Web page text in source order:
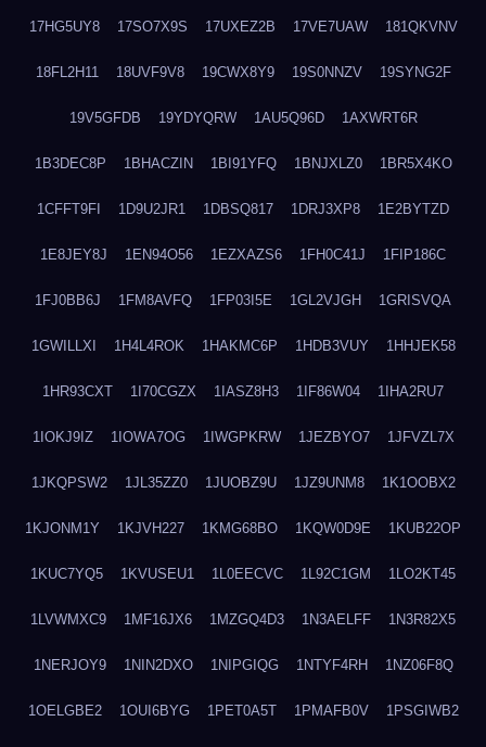
17HG5UY8 17SO7X9S 17UXEZ2B 17VE7UAW 181QKVNV
18FL2H11 18UVF9V8 19CWX8Y9 19S0NNZV 19SYNG2F
19V5GFDB 19YDYQRW 1AU5Q96D 1AXWRT6R
1B3DEC8P 1BHACZIN 1BI91YFQ 1BNJXLZ0 1BR5X4KO
1CFFT9FI 1D9U2JR1 1DBSQ817 1DRJ3XP8 1E2BYTZD
1E8JEY8J 1EN94O56 1EZXAZS6 1FH0C41J 1FIP186C
1FJ0BB6J 1FM8AVFQ 1FP03I5E 1GL2VJGH 1GRISVQA
1GWILLXI 1H4L4ROK 1HAKMC6P 1HDB3VUY 1HHJEK58
1HR93CXT 1I70CGZX 1IASZ8H3 1IF86W04 1IHA2RU7
1IOKJ9IZ 1IOWA7OG 1IWGPKRW 1JEZBYO7 1JFVZL7X
1JKQPSW2 1JL35ZZ0 1JUOBZ9U 1JZ9UNM8 1K1OOBX2
1KJONM1Y 1KJVH227 1KMG68BO 1KQW0D9E 1KUB22OP
1KUC7YQ5 1KVUSEU1 1L0EECVC 1L92C1GM 1LO2KT45
1LVWMXC9 1MF16JX6 1MZGQ4D3 1N3AELFF 1N3R82X5
1NERJOY9 1NIN2DXO 1NIPGIQG 1NTYF4RH 1NZ06F8Q
1OELGBE2 1OUI6BYG 1PET0A5T 1PMAFB0V 1PSGIWB2